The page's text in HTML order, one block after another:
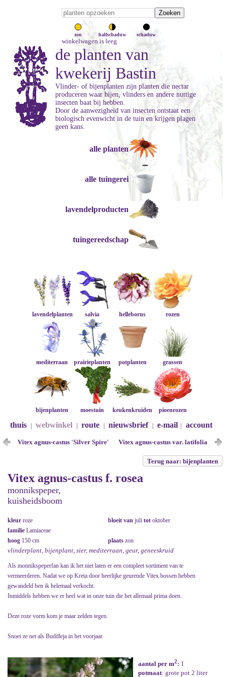
zon halfschaduw schaduw
winkelwagen is leeg
de planten van
kwekerij Bastin
Vlinder- of bijenplanten zijn planten die nectar
produceren waar bijen, vlinders en andere nuttige
insecten baat bij hebben.
Door de aanwezigheid van insecten ontstaat een
biologisch evenwicht in de tuin en krijgen plagen
geen kans.
alle planten
alle tuingerei
lavendelproducten
tuingereedschap
lavendelplanten salvia helleborus rozen
mediterraan prairieplanten potplanten grassen
bijenplanten moestuin keukenkruiden pioenrozen
thuis webwinkel route nieuwsbrief e-mail account
Vitex agnus-castus 'Silver Spire' Vitex agnus-castus var. latifolia
Terug naar: bijenplanten
Vitex agnus-castus f. rosea
monnikspeper,
kuisheidsboom
kleur roze bloeit van juli tot oktober
familie Lamiaceae
hoog 150 cm plaats zon
vlinderplant, bijenplant, sier, mediterraan, geur, geneeskruid
Als monnikspeperfan kan ik het niet laten er een compleet sortiment van te
vermeerderen. Nadat we op Kreta door heerlijke geurende Vitex bossen hebben
gewandeld ben ik helemaal verkocht.
Inmiddels hebben we er heel wat in onze tuin die het allemaal prima doen.
Deze roze vorm kom je maar zelden tegen.
Snoei ze net als Buddleja in het voorjaar.
aantal per m2: 1
potmaat: grote pot 2 liter